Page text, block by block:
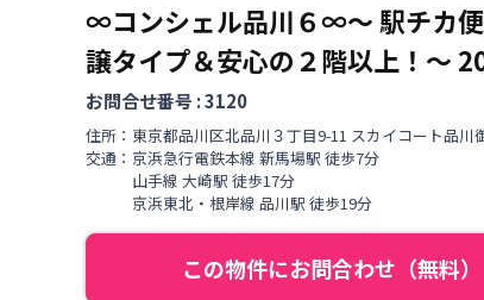
∞コンシェル品川６∞〜 駅チカ
譲タイプ＆安心の２階以上！〜
お問合せ番号 :3120
住所： 東京都品川区北品川 ３丁目9-11 スカイコート品川
交通： 京浜急行電鉄本線 新馬場駅 徒歩7分
山手線 大崎駅 徒歩17分
京浜東北・根岸線 品川駅 徒歩19分
この物件にお問合わせ（無料）